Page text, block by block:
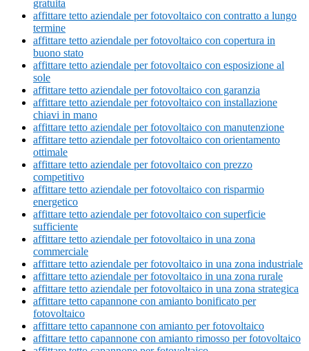
gratuita
affittare tetto aziendale per fotovoltaico con contratto a lungo
termine
affittare tetto aziendale per fotovoltaico con copertura in
buono stato
affittare tetto aziendale per fotovoltaico con esposizione al
sole
affittare tetto aziendale per fotovoltaico con garanzia
affittare tetto aziendale per fotovoltaico con installazione
chiavi in mano
affittare tetto aziendale per fotovoltaico con manutenzione
affittare tetto aziendale per fotovoltaico con orientamento
ottimale
affittare tetto aziendale per fotovoltaico con prezzo
competitivo
affittare tetto aziendale per fotovoltaico con risparmio
energetico
affittare tetto aziendale per fotovoltaico con superficie
sufficiente
affittare tetto aziendale per fotovoltaico in una zona
commerciale
affittare tetto aziendale per fotovoltaico in una zona industriale
affittare tetto aziendale per fotovoltaico in una zona rurale
affittare tetto aziendale per fotovoltaico in una zona strategica
affittare tetto capannone con amianto bonificato per
fotovoltaico
affittare tetto capannone con amianto per fotovoltaico
affittare tetto capannone con amianto rimosso per fotovoltaico